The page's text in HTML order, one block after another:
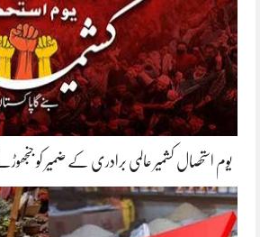
یوم استحصال کشمیر عالمی برادری کے ضمیر کو